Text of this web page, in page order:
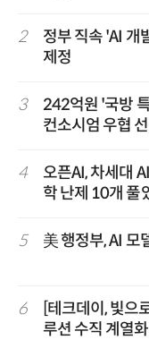
2
정부 직속 'AI
제정
3
242억원 '국방
컨소시엄 우협
4
오픈AI, 차세대
학 난제 10개 풀
5 美 행정부, AI 모
6
[테크데이, 빛으
루션 수직 계열